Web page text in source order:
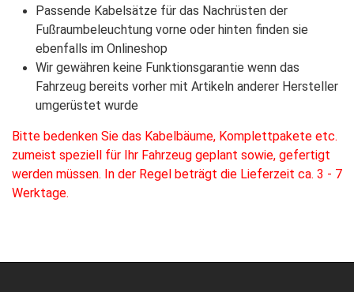
Passende Kabelsätze für das Nachrüsten der
Fußraumbeleuchtung vorne oder hinten finden sie
ebenfalls im Onlineshop
Wir gewähren keine Funktionsgarantie wenn das
Fahrzeug bereits vorher mit Artikeln anderer Hersteller
umgerüstet wurde
Bitte bedenken Sie das Kabelbäume, Komplettpakete etc.
zumeist speziell für Ihr Fahrzeug geplant sowie, gefertigt
werden müssen. In der Regel beträgt die Lieferzeit ca. 3 - 7
Werktage.